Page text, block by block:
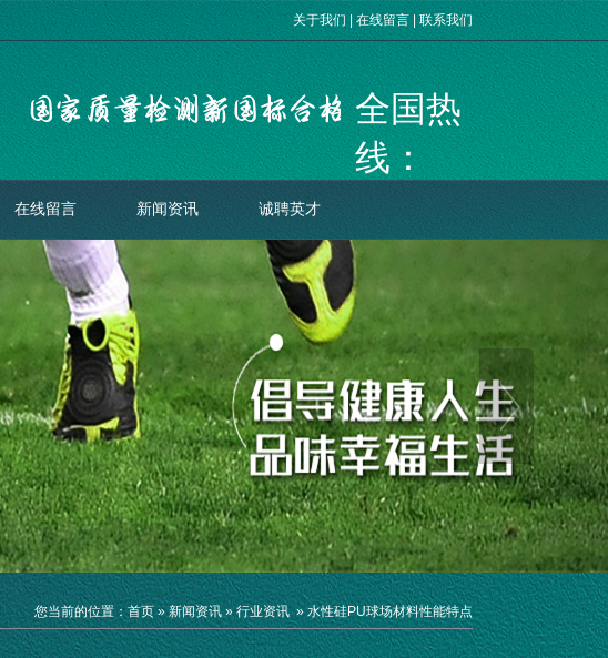
关于我们 |在线留言 联系我们
全国热
线：
400-078-
8098
在线留言 新闻资讯 诚聘英才
您当前的位置：首页» 新闻资讯» 行业资讯»水性硅PU球场材料性能特点